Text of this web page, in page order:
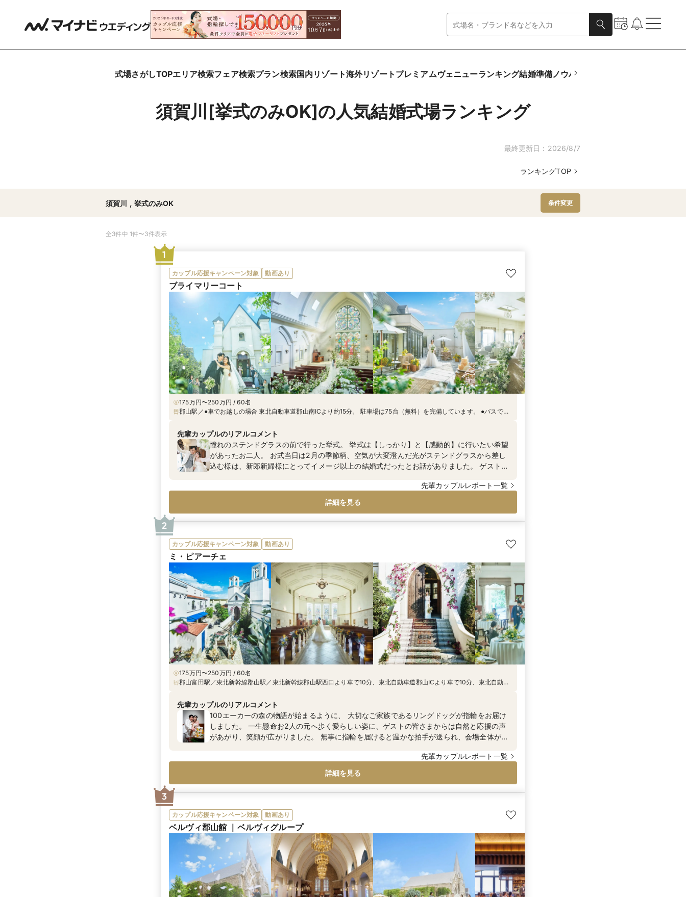
式場さがしTOPエリア検索フェア検索プラン検索国内リゾート海外リゾート プレミアムヴェニューランキング結婚準備ノウハウ
須賀川[挙式のみOK]の人気結婚式場ランキング
最終更新日： 2026/8/7
ランキングTOP
須賀川 , 挙式のみOK 条件変更
全3件中 1件〜3件表示
カップル応援キャンペーン対象 動画あり
ブライマリーコート
175万円〜250万円 / 60名
郡山駅／●車でお越しの場合 東北自動車道郡山南ICより約15分。 駐車場は75台（無料）を完備しています。 ●バスでお
バス停の「ビッグパレット」に到着いたします。 バス停よりブライマリーコートまでは徒歩5分です。 ●タクシーでお越
しの場合 郡山駅西口より約10分。
先輩カップルのリアルコメント
憧れのステンドグラスの前で行った挙式。 挙式は【しっかり】と【感動的】に行いたい希望
があったお二人。 お式当日は2月の季節柄、空気が大変澄んだ光がステンドグラスから差し
込む様は、新郎新婦様にとってイメージ以上の結婚式だったとお話がありました。 ゲストみ
先輩カップルレポート一覧
詳細を見る
1
カップル応援キャンペーン対象 動画あり
ミ・ピアーチェ
175万円〜250万円 / 60名
郡山富田駅／東北新幹線郡山駅／東北新幹線郡山駅西口より車で10分、東北自動車道郡山ICより車で10分、東北自動車
先輩カップルのリアルコメント
100エーカーの森の物語が始まるように、 大切なご家族であるリングドッグが指輪をお届け
しました。 一生懸命お2人の元へ歩く愛らしい姿に、ゲストの皆さまからは自然と応援の声
があがり、笑顔が広がりました。 無事に指輪を届けると温かな拍手が送られ、会場全体が
先輩カップルレポート一覧
詳細を見る
2
カップル応援キャンペーン対象 動画あり
ベルヴィ郡山館 ｜ベルヴィグループ
3